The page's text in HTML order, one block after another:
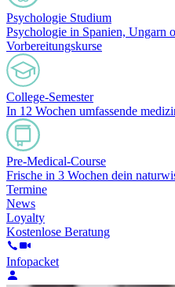
Psychologie Studium
Psychologie in Spanien, Ungarn
Vorbereitungskurse
College-Semester
In 12 Wochen umfassende
Pre-Medical-Course
Frische in 3 Wochen dein
Termine
News
Loyalty
Kostenlose Beratung
Infopacket